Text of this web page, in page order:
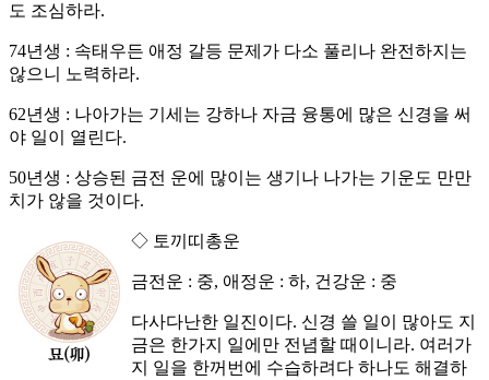
도 조심하라.
74년생 : 속태우든 애정 갈등 문제가 다소 풀리나 완전하지는
않으니 노력하라.
62년생 : 나아가는 기세는 강하나 자금 융통에 많은 신경을 써
야 일이 열린다.
50년생 : 상승된 금전 운에 많이는 생기나 나가는 기운도 만만
치가 않을 것이다.
◇ 토끼띠총운
금전운 : 중, 애정운 : 하, 건강운 : 중
다사다난한 일진이다. 신경 쓸 일이 많아도 지
금은 한가지 일에만 전념할 때이니라. 여러가
지 일을 한꺼번에 수습하려다 하나도 해결하